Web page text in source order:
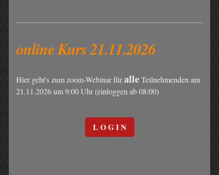
online Kurs 21.11.2026
Hier geht's zum zoom-Webinar füralleTeilnehmenden am
21.11.2026 um 9:00 Uhr (einloggen ab 08:00)
L O G I N